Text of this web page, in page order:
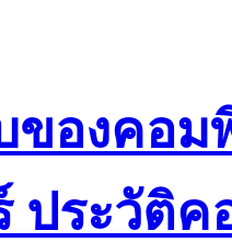
องคอม
ประวัติค